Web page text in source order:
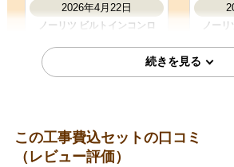
2026年4月22日
ノーリツ ビルトインコンロ
千葉県千葉市
ノー
この工事費込セットの口コミ
（レビュー評価）